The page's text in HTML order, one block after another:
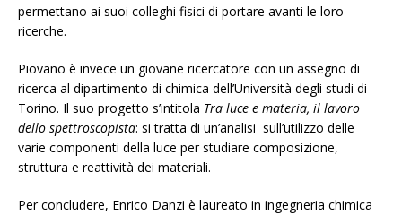
permettano ai suoi colleghi fisici di portare avanti le loro
ricerche.
Piovano è invece un giovane ricercatore con un assegno di
ricerca al dipartimento di chimica dell’Università degli studi di
Torino. Il suo progetto s’intitola Tra luce e materia, il lavoro
dello spettroscopista: si tratta di un’analisi sull’utilizzo delle
varie componenti della luce per studiare composizione,
struttura e reattività dei materiali.
Per concludere, Enrico Danzi è laureato in ingegneria chimica